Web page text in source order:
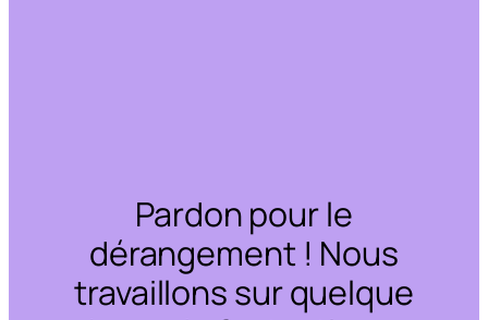
Pardon pour le
dérangement ! Nous
travaillons sur quelque